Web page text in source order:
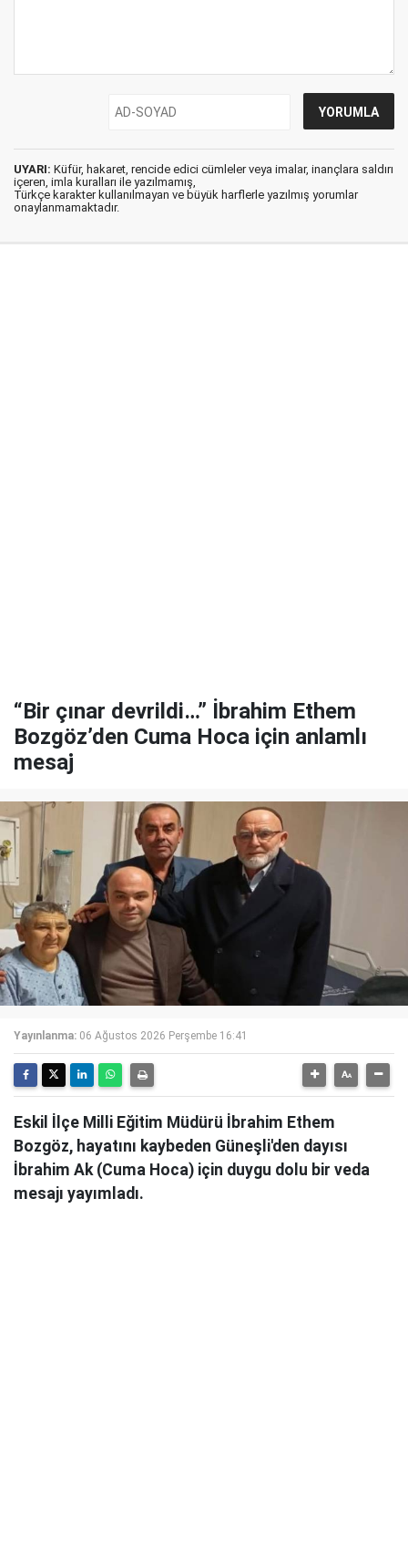
UYARI: Küfür, hakaret, rencide edici cümleler veya imalar, inançlara saldırı
içeren, imla kuralları ile yazılmamış,
Türkçe karakter kullanılmayan ve büyük harflerle yazılmış yorumlar
onaylanmamaktadır.
“Bir çınar devrildi…” İbrahim Ethem
Bozgöz’den Cuma Hoca için anlamlı
mesaj
Yayınlanma: 06 Ağustos 2026 Perşembe 16:41
Eskil İlçe Milli Eğitim Müdürü İbrahim Ethem
Bozgöz, hayatını kaybeden Güneşli'den dayısı
İbrahim Ak (Cuma Hoca) için duygu dolu bir veda
mesajı yayımladı.